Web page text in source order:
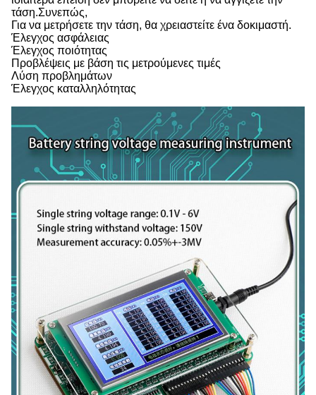
τάση.Συνεπώς,
Για να μετρήσετε την τάση, θα χρειαστείτε ένα δοκιμαστή.
Έλεγχος ασφάλειας
Έλεγχος ποιότητας
Προβλέψεις με βάση τις μετρούμενες τιμές
Λύση προβλημάτων
Έλεγχος καταλληλότητας